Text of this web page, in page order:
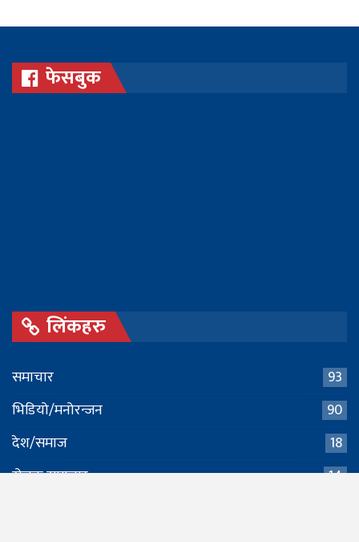
फेसबुक
लिंकहरु
समाचार
93
भिडियो/मनोरन्जन
90
देश/समाज
18
रोचक समाचार
14